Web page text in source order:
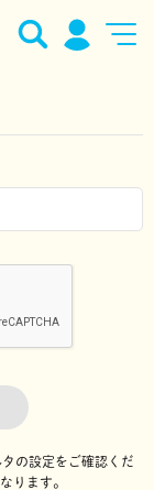
の設定をご確認くだ
ります。